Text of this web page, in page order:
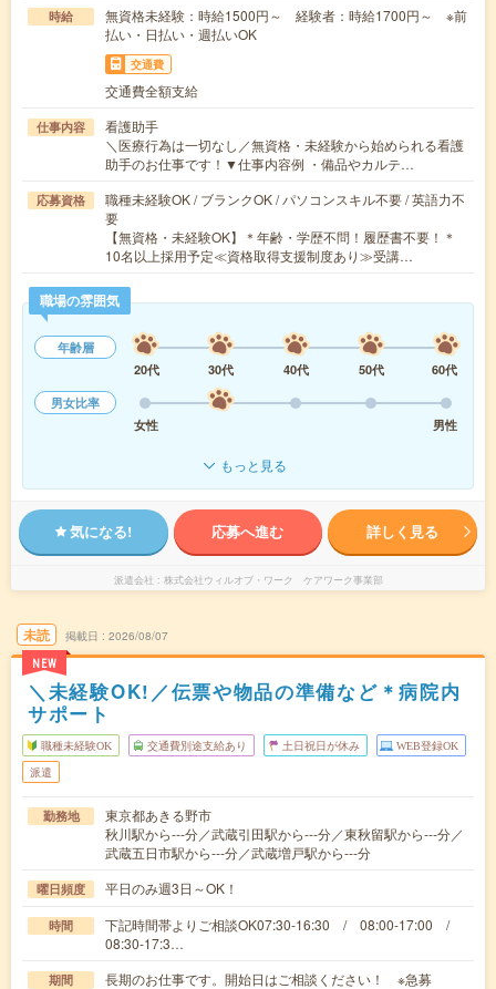
時給
無資格未経験：時給1500円～ 経験者：時給1700円～ ※前
払い・日払い・週払いOK
交通費
交通費全額支給
仕事内容
看護助手
＼医療行為は一切なし／無資格・未経験から始められる看護
助手のお仕事です！▼仕事内容例 ・備品やカルテ…
応募資格
職種未経験OK / ブランクOK / パソコンスキル不要 / 英語力不
要
【無資格・未経験OK】＊年齢・学歴不問！履歴書不要！＊
10名以上採用予定≪資格取得支援制度あり≫受講…
職場の雰囲気
年齢層
20代
30代 40代 50代
60代
男女比率
女性
男性
もっと見る
気になる! 応募へ進む 詳しく見る
派遣会社 株式会社ウィルオブ・ワーク ケアワーク事業部
未読
NEW
掲載日 2026/08/07
＼未経験OK!／伝票や物品の準備など＊病院内
サポート
職種未経験OK 交通費別途支給あり 土日祝日が休み WEB登録OK
派遣
勤務地
東京都あきる野市
秋川駅から---分／武蔵引田駅から---分／東秋留駅から---分／
武蔵五日市駅から---分／武蔵増戸駅から---分
曜日頻度 平日のみ週3日～OK！
時間
下記時間帯よりご相談OK07:30-16:30 / 08:00-17:00 /
08:30-17:3…
期間 長期のお仕事です。開始日はご相談ください！ ※急募